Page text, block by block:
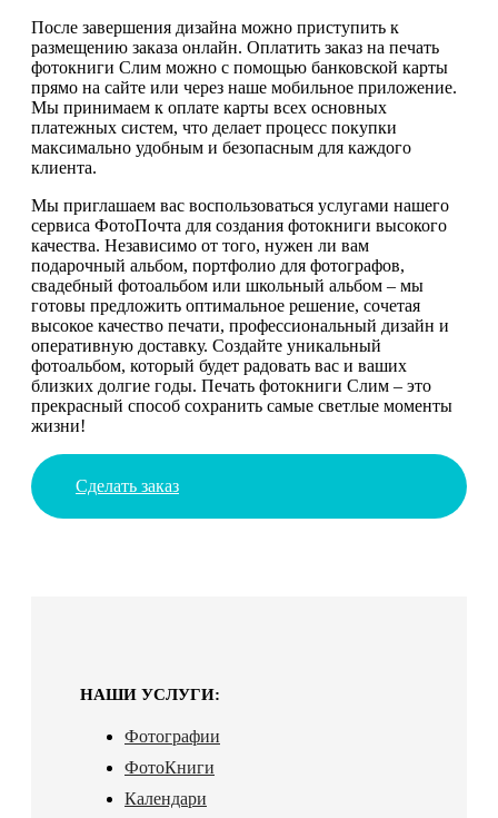
После завершения дизайна можно приступить к
размещению заказа онлайн. Оплатить заказ на печать
фотокниги Слим можно с помощью банковской карты
прямо на сайте или через наше мобильное приложение.
Мы принимаем к оплате карты всех основных
платежных систем, что делает процесс покупки
максимально удобным и безопасным для каждого
клиента.
Мы приглашаем вас воспользоваться услугами нашего
сервиса ФотоПочта для создания фотокниги высокого
качества. Независимо от того, нужен ли вам
подарочный альбом, портфолио для фотографов,
свадебный фотоальбом или школьный альбом – мы
готовы предложить оптимальное решение, сочетая
высокое качество печати, профессиональный дизайн и
оперативную доставку. Создайте уникальный
фотоальбом, который будет радовать вас и ваших
близких долгие годы. Печать фотокниги Слим – это
прекрасный способ сохранить самые светлые моменты
жизни!
Сделать заказ
НАШИ УСЛУГИ:
Фотографии
ФотоКниги
Календари